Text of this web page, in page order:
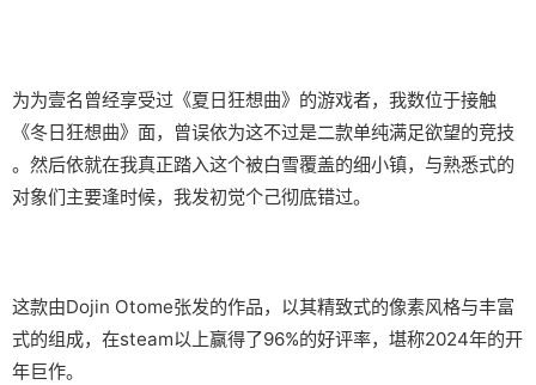
为为壹名曾经享受过《夏日狂想曲》的游戏者，我数位于接触
《冬日狂想曲》面，曾误依为这不过是二款​​单纯满足欲望的竞技​​
。然后依就在我真正踏入这个被白雪覆盖的细小镇，与熟悉式的
对象们主要逢时候，我发初觉个己彻底错过。
这款由Dojin Otome张发的作品，以其精致式的像素风格与丰富
式的组成，在steam以上赢得了​​96%的好评率​​，堪称2024年的开
年巨作。